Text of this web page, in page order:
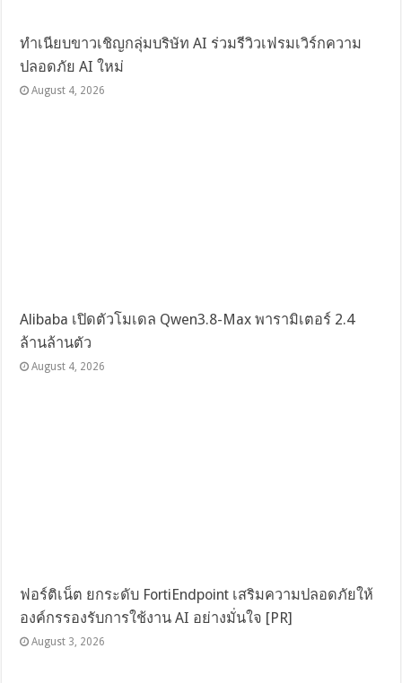
ทำเนียบขาวเชิญกลุ่มบริษัท AI ร่วมรีวิวเฟรมเวิร์กความ
ปลอดภัย AI ใหม่
August 4, 2026
Alibaba เปิดตัวโมเดล Qwen3.8-Max พารามิเตอร์ 2.4
ล้านล้านตัว
August 4, 2026
ฟอร์ติเน็ต ยกระดับ FortiEndpoint เสริมความปลอดภัยให้
องค์กรรองรับการใช้งาน AI อย่างมั่นใจ [PR]
August 3, 2026